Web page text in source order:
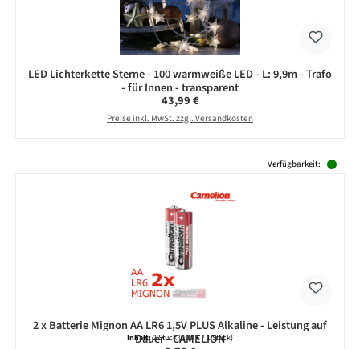
LED Lichterkette Sterne - 100 warmweiße LED - L: 9,9m - Trafo
- für Innen - transparent
Regulärer Preis:
43,99 €
Preise inkl. MwSt. zzgl. Versandkosten
Verfügbarkeit:
2 x Batterie Mignon AA LR6 1,5V PLUS Alkaline - Leistung auf
Dauer - CAMELION
Inhalt:2 Stück(0,39 € / 1 Stück)